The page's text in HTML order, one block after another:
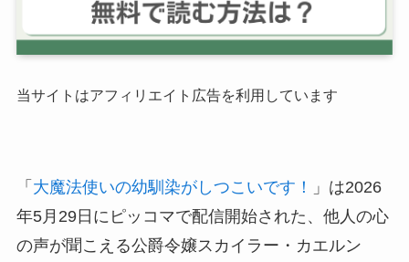
当サイトはアフィリエイト広告を利用しています
「 大魔法使いの幼馴染がしつこいです！
」は2026
年5月29日にピッコマで配信開始された、他人の心
の声が聞こえる公爵令嬢スカイラー・カエルン